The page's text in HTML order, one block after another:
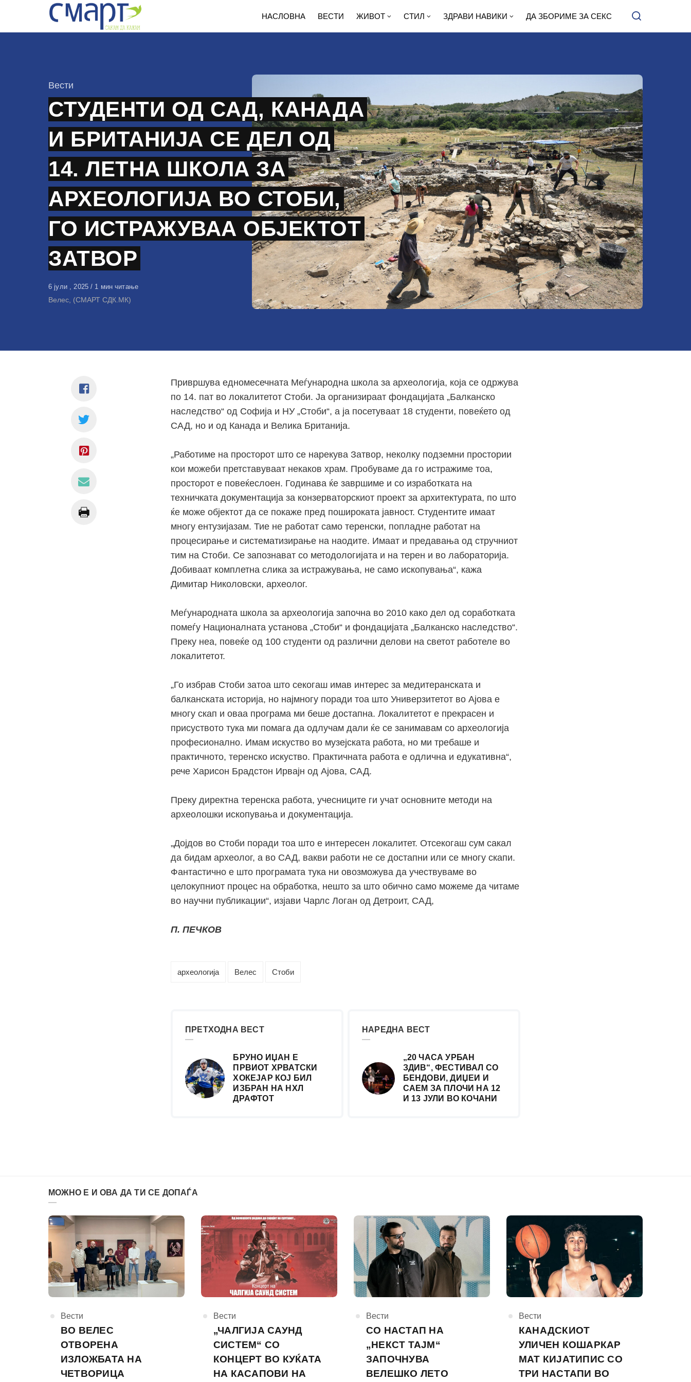
НАСЛОВНА ВЕСТИ ЖИВОТ СТИЛ ЗДРАВИ НАВИКИ ДА ЗБОРИМЕ ЗА СЕКС
КАтегорија
Вести
СТУДЕНТИ ОД САД, КАНАДА
И БРИТАНИЈА СЕ ДЕЛ ОД
14. ЛЕТНА ШКОЛА ЗА
АРХЕОЛОГИЈА ВО СТОБИ,
ГО ИСТРАЖУВАА ОБЈЕКТОТ
ЗАТВОР
Објавено
на
6 јули , 2025 1 мин читање
Велес, (СМАРТ СДК.МК)
Привршува едномесечната Меѓународна школа за археологија, која се одржува
по 14. пат во локалитетот Стоби. Ја организираат фондацијата „Балканско
наследство“ од Софија и НУ „Стоби“, а ја посетуваат 18 студенти, повеќето од
САД, но и од Канада и Велика Британија.
„Работиме на просторот што се нарекува Затвор, неколку подземни простории
кои можеби претставуваат некаков храм. Пробуваме да го истражиме тоа,
просторот е повеќеслоен. Годинава ќе завршиме и со изработката на
техничката документација за конзерваторскиот проект за архитектурата, по што
ќе може објектот да се покаже пред пошироката јавност. Студентите имаат
многу ентузијазам. Тие не работат само теренски, попладне работат на
процесирање и систематизирање на наодите. Имаат и предавања од стручниот
тим на Стоби. Се запознават со методологијата и на терен и во лабораторија.
Добиваат комплетна слика за истражувања, не само ископувања“, кажа
Димитар Николовски, археолог.
Меѓународната школа за археологија започна во 2010 како дел од соработката
помеѓу Националната установа „Стоби“ и фондацијата „Балканско наследство“.
Преку неа, повеќе од 100 студенти од различни делови на светот работеле во
локалитетот.
„Го избрав Стоби затоа што секогаш имав интерес за медитеранската и
балканската историја, но најмногу поради тоа што Универзитетот во Ајова е
многу скап и оваа програма ми беше достапна. Локалитетот е прекрасен и
присуството тука ми помага да одлучам дали ќе се занимавам со археологија
професионално. Имам искуство во музејската работа, но ми требаше и
практичното, теренско искуство. Практичната работа е одлична и едукативна“,
рече Харисон Брадстон Ирвајн од Ајова, САД.
Преку директна теренска работа, учесниците ги учат основните методи на
археолошки ископувања и документација.
„Дојдов во Стоби поради тоа што е интересен локалитет. Отсекогаш сум сакал
да бидам археолог, а во САД, вакви работи не се достапни или се многу скапи.
Фантастично е што програмата тука ни овозможува да учествуваме во
целокупниот процес на обработка, нешто за што обично само можеме да читаме
во научни публикации“, изјави Чарлс Логан од Детроит, САД,
П. ПЕЧКОВ
археологија Велес Стоби
ПРЕТХОДНА ВЕСТ
БРУНО ИЏАН Е
ПРВИОТ ХРВАТСКИ
ХОКЕЈАР КОЈ БИЛ
ИЗБРАН НА НХЛ
ДРАФТОТ
НАРЕДНА ВЕСТ
„20 ЧАСА УРБАН
ЗДИВ“, ФЕСТИВАЛ СО
БЕНДОВИ, ДИЏЕИ И
САЕМ ЗА ПЛОЧИ НА 12
И 13 ЈУЛИ ВО КОЧАНИ
МОЖНО Е И ОВА ДА ТИ СЕ ДОПАЃА
КАтегорија
Вести
ВО ВЕЛЕС
ОТВОРЕНА
ИЗЛОЖБАТА НА
ЧЕТВОРИЦА
КАтегорија
Вести
„ЧАЛГИЈА САУНД
СИСТЕМ“ СО
КОНЦЕРТ ВО КУЌАТА
НА КАСАПОВИ НА
КАтегорија
Вести
СО НАСТАП НА
„НЕКСТ ТАЈМ“
ЗАПОЧНУВА
ВЕЛЕШКО ЛЕТО
КАтегорија
Вести
КАНАДСКИОТ
УЛИЧЕН КОШАРКАР
МАТ КИЈАТИПИС СО
ТРИ НАСТАПИ ВО